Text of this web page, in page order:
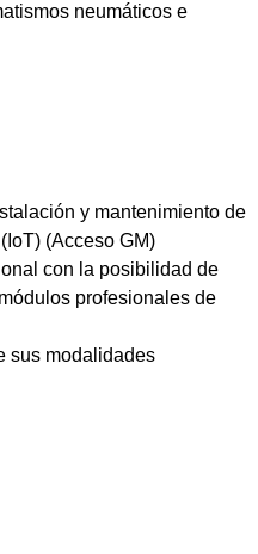
neumáticos e
y mantenimiento de
(Acceso GM)
con la posibilidad de
profesionales de
sus modalidades